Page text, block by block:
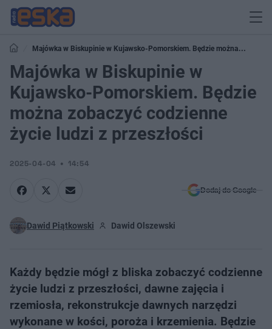
Majówka w Biskupinie w Kujawsko-Pomorskiem. Będzie można
zobaczyć codzienne życie ludzi z przeszłości
Majówka w Biskupinie w
Kujawsko-Pomorskiem. Będzie
można zobaczyć codzienne
życie ludzi z przeszłości
2025-04-04 14:54
Dodaj do Google
Dawid Piątkowski Dawid Olszewski
Każdy będzie mógł z bliska zobaczyć codzienne
życie ludzi z przeszłości, dawne zajęcia i
rzemiosła, rekonstrukcje dawnych narzędzi
wykonane w kości, poroża i krzemienia. Będzie